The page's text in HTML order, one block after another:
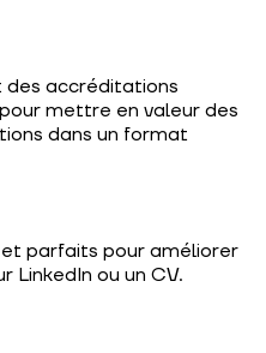
des accréditations
mettre en valeur des
dans un format
parfaits pour améliorer
LinkedIn ou un CV.